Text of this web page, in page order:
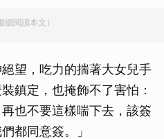
續閱讀本文）
望，吃力的揣著大女兒手
鎮定，也掩飾不了害怕：
也不要這樣喘下去，該簽
都同意簽。」